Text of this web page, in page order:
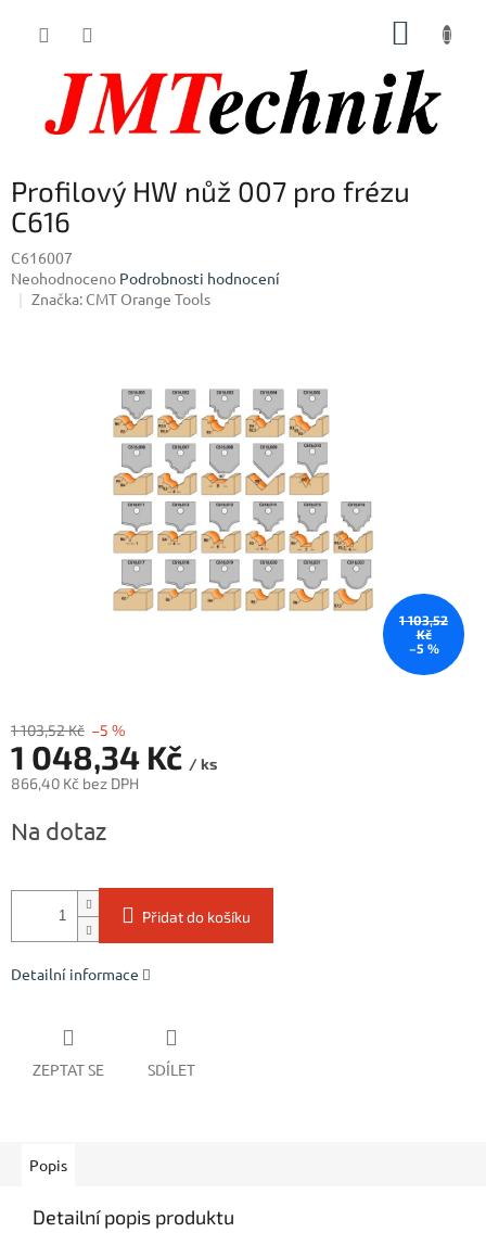
Profilový HW nůž 007 pro frézu
C616
C616007
Průměrné
hodnocení
Neohodnoceno Podrobnosti hodnocení
Značka: CMT Orange Tools
1 103,52
Kč
–5 %
1 103,52 Kč –5 %
1 048,34 Kč / ks
866,40 Kč bez DPH
cena:
Na dotaz
Přidat do košíku
Detailní informace
ZEPTAT SE SDÍLET
Popis
Detailní popis produktu